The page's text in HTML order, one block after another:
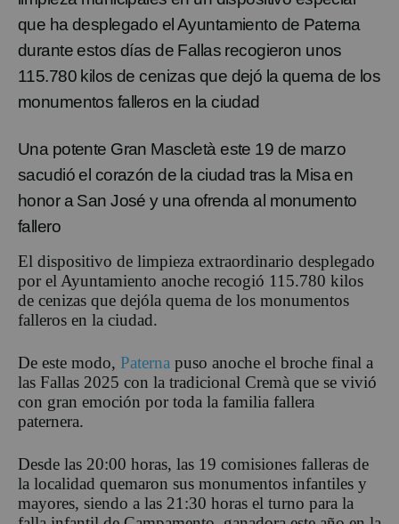
que ha desplegado el Ayuntamiento de Paterna
durante estos días de Fallas recogieron unos
115.780 kilos de cenizas que dejó la quema de los
monumentos falleros en la ciudad
Una potente Gran Mascletàeste 19 de marzo
sacudió el corazón de la ciudad tras la Misa en
honor a San José y una ofrenda al monumento
fallero
El dispositivo de limpieza extraordinario desplegado
por el Ayuntamiento anoche recogió 115.780 kilos
de cenizas que dejóla quema de los monumentos
falleros en la ciudad.
De este modo, Paterna puso anoche el broche final a
las Fallas 2025 con la tradicional Cremà que se vivió
con gran emoción por toda la familia fallera
paternera.
Desde las 20:00 horas, las 19 comisiones falleras de
la localidad quemaron sus monumentos infantiles y
mayores, siendo a las 21:30 horas el turno para la